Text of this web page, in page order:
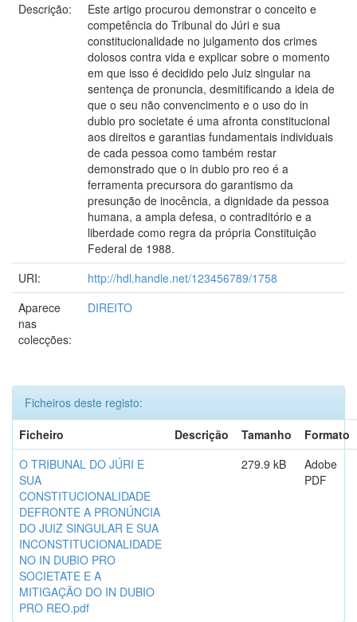
Descrição:
Este artigo procurou demonstrar o conceito e
competência do Tribunal do Júri e sua
constitucionalidade no julgamento dos crimes
dolosos contra vida e explicar sobre o momento
em que isso é decidido pelo Juiz singular na
sentença de pronuncia, desmitificando a ideia de
que o seu não convencimento e o uso do in
dubio pro societate é uma afronta constitucional
aos direitos e garantias fundamentais individuais
de cada pessoa como também restar
demonstrado que o in dubio pro reo é a
ferramenta precursora do garantismo da
presunção de inocência, a dignidade da pessoa
humana, a ampla defesa, o contraditório e a
liberdade como regra da própria Constituição
Federal de 1988.
URI:
http://hdl.handle.net/123456789/1758
Aparece
nas
colecções:
DIREITO
Ficheiros deste registo:
Ficheiro
Descrição Tamanho
Formato
O TRIBUNAL DO JÚRI E
SUA
CONSTITUCIONALIDADE
DEFRONTE A PRONÚNCIA
DO JUIZ SINGULAR E SUA
INCONSTITUCIONALIDADE
NO IN DUBIO PRO
SOCIETATE E A
MITIGAÇÃO DO IN DUBIO
PRO REO.pdf
279.9 kB
Adobe
PDF